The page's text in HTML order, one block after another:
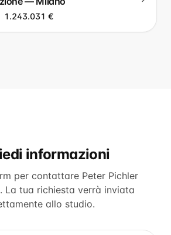
1.243.031 €
informazioni
per contattare Peter Pichler
. La tua richiesta verrà inviata
allo studio.